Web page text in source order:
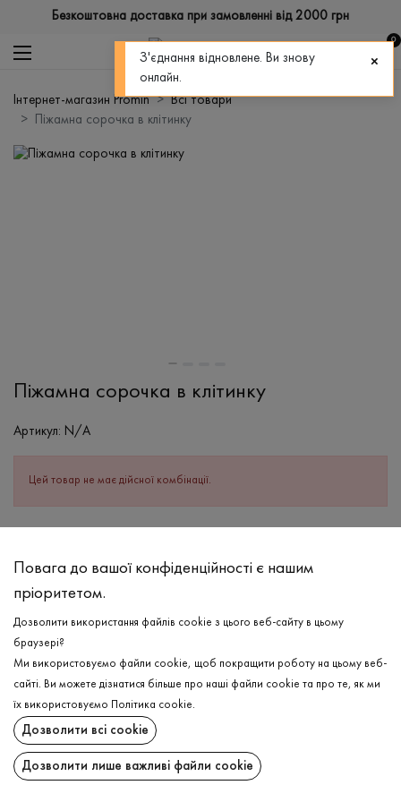
Безкоштовна доставка при замовленні від 2000 грн
0
Інтернет-магазин Promin
Всі товари
Піжамна сорочка в клітинку
Піжамна сорочка в клітинку
Артикул: N/A
Цей товар не має дійсної комбінації.
СКЛАД
Бавовна - 100%
ДОГЛЯД
Прання в теплій воді (до 40°С)
Відбілювання заборонено
Прасувати при високій температурі
Можна віджимати і сушити в пральній машині
Хімчистка дозволена
ДОСТАВКА
ПОВЕРНЕННЯ
Повага до вашої конфіденційності є нашим
пріоритетом.
Дозволити використання файлів cookie з цього веб-сайту в цьому
браузері?
Ми використовуємо файли cookie, щоб покращити роботу на цьому веб-
сайті. Ви можете дізнатися більше про наші файли cookie та про те, як ми
їх використовуємо
Політика cookie.
Дозволити всі cookie
Дозволити лише важливі файли cookie
З'єднання відновлене. Ви знову
онлайн.